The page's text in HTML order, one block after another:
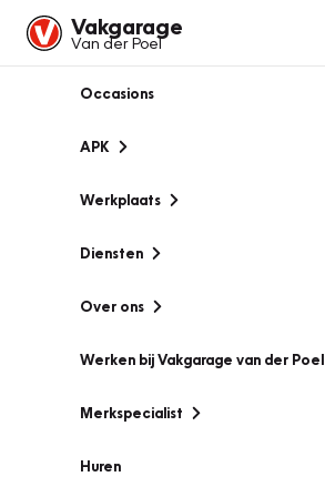
Vakgarage
Van der Poel
Occasions
APK
Werkplaats
Diensten
Over ons
Werken bij Vakgarage van der Poel
Merkspecialist
Huren